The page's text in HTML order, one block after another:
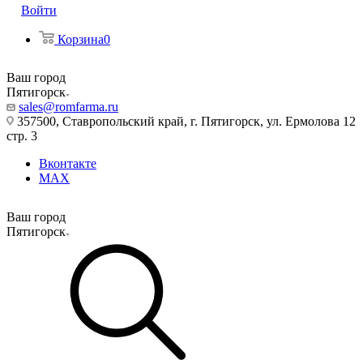
Войти
Корзина0
Ваш город
Пятигорск
sales@romfarma.ru
357500, Ставропольский край, г. Пятигорск, ул. Ермолова 12
стр. 3
Вконтакте
MAX
Ваш город
Пятигорск